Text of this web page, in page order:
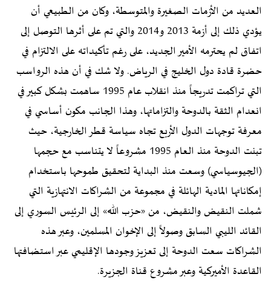
العديد من الأزمات الصغيرة والمتوسطة، وكان من الطبيعي أن
يؤدي ذلك إلى أزمة 2013 و2014 والتي تم على أثرها التوصل إلى
اتفاق لم يحترمه الأمير الجديد، على رغم تأكيداته على الالتزام في
حضرة قادة دول الخليج في الرياض. ولا شك في أن هذه الرواسب
التي تراكمت تدريجاً منذ انقلاب عام 1995 ساهمت بشكل كبير في
انعدام الثقة بالدوحة والتزاماتها، وهذا الجانب مكون أساسي في
معرفة توجهات الدول الأربع تجاه سياسة قطر الخارجية، حيث
تبنت الدوحة منذ العام 1995 مشروعاً لا يتناسب مع حجمها
(الجيوسياسي) وسعت منذ البداية لتحقيق طموحها باستخدام
إمكاناتها المادية الهائلة في مجموعة من الشراكات الانتهازية التي
شملت النقيض والنقيض، من «حزب الله» إلى الرئيس السوري إلى
القائد الليبي السابق وصولاً إلى الإخوان المسلمين، وعبر هذه
الشراكات سعت الدوحة إلى تعزيز وجودها الإقليمي عبر استضافتها
القاعدة الأميركية وعبر مشروع قناة الجزيرة.